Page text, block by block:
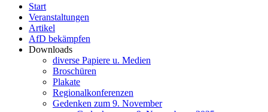
Start
Veranstaltungen
Artikel
AfD bekämpfen
Downloads
diverse Papiere u. Medien
Broschüren
Plakate
Regionalkonferenzen
Gedenken zum 9. November